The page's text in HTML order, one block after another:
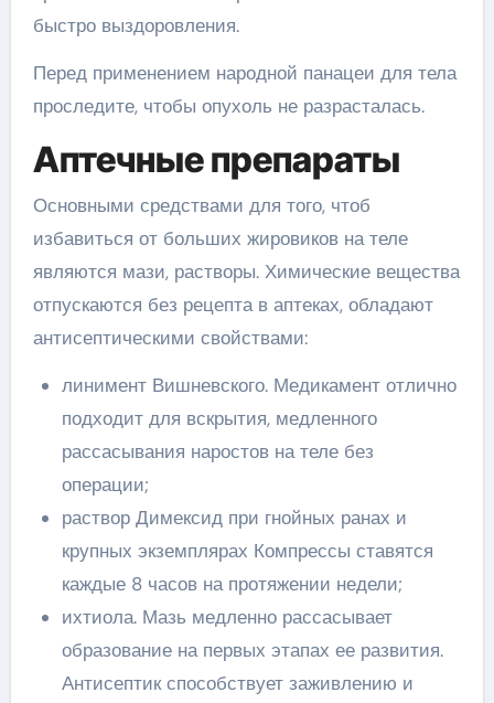
быстро выздоровления.
Перед применением народной панацеи для тела
проследите, чтобы опухоль не разрасталась.
Аптечные препараты
Основными средствами для того, чтоб
избавиться от больших жировиков на теле
являются мази, растворы. Химические вещества
отпускаются без рецепта в аптеках, обладают
антисептическими свойствами:
линимент Вишневского. Медикамент отлично
подходит для вскрытия, медленного
рассасывания наростов на теле без
операции;
раствор Димексид при гнойных ранах и
крупных экземплярах Компрессы ставятся
каждые 8 часов на протяжении недели;
ихтиола. Мазь медленно рассасывает
образование на первых этапах ее развития.
Антисептик способствует заживлению и